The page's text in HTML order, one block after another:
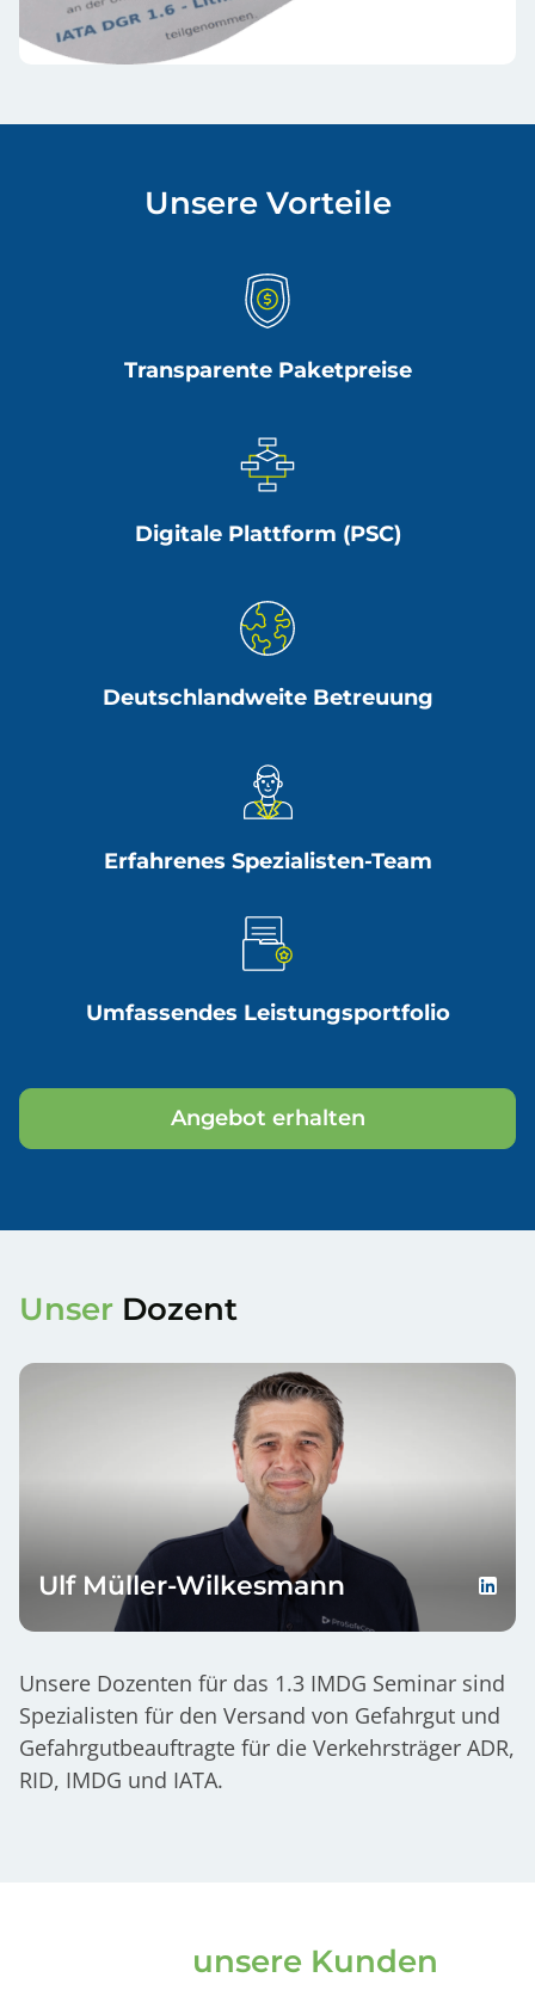
Unsere Vorteile
Transparente Paketpreise
Digitale Plattform (PSC)
Deutschlandweite Betreuung
Erfahrenes Spezialisten-Team
Umfassendes Leistungsportfolio
Angebot erhalten
Unser Dozent
Ulf Müller-Wilkesmann
Unsere Dozenten für das 1.3 IMDG Seminar sind
Spezialisten für den Versand von Gefahrgut und
Gefahrgutbeauftragte für die Verkehrsträger ADR,
RID, IMDG und IATA.
unsere Kunden